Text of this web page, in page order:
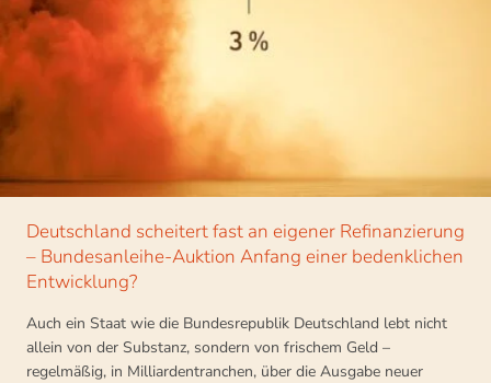
Deutschland scheitert fast an eigener Refinanzierung
– Bundesanleihe-Auktion Anfang einer bedenklichen
Entwicklung?
Auch ein Staat wie die Bundesrepublik Deutschland lebt nicht
allein von der Substanz, sondern von frischem Geld –
regelmäßig, in Milliardentranchen, über die Ausgabe neuer